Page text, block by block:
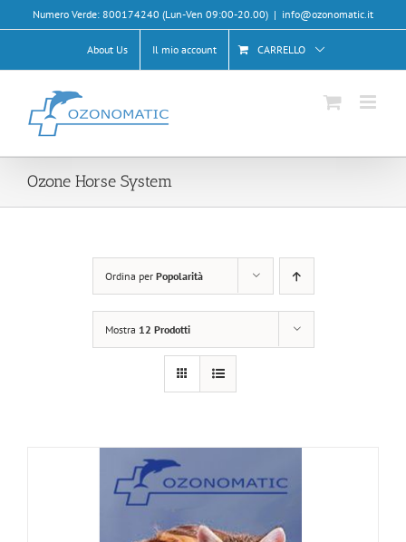
al
Numero Verde: 800174240 (Lun-Ven 09:00-20.00) | info@ozonomatic.it
About Us Il mio account CARRELLO
Ozone Horse System
Ordina per Popolarità
Mostra 12 Prodotti